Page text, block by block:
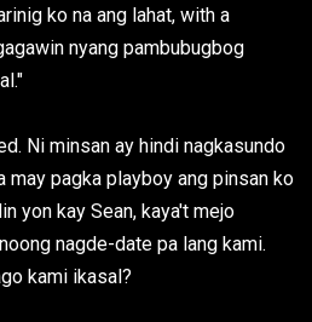
ko na ang lahat, with a
nyang pambubugbog
Ni minsan ay hindi nagkasundo
may pagka playboy ang pinsan ko
yon kay Sean, kaya't mejo
nagde-date pa lang kami.
kami ikasal?